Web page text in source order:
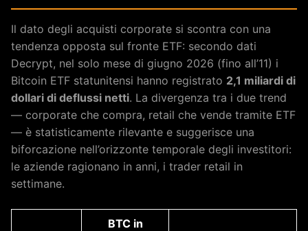
Il dato degli acquisti corporate si scontra con una
tendenza opposta sul fronte ETF: secondo dati
Decrypt, nel solo mese di giugno 2026 (fino all’11) i
Bitcoin ETF statunitensi hanno registrato 2,1 miliardi di
dollari di deflussi netti. La divergenza tra i due trend
— corporate che compra, retail che vende tramite ETF
— è statisticamente rilevante e suggerisce una
biforcazione nell’orizzonte temporale degli investitori:
le aziende ragionano in anni, i trader retail in
settimane.
BTC in